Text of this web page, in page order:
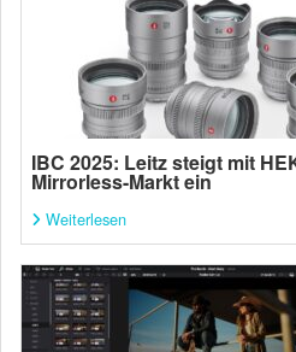
IBC 2025: Leitz steigt mit
Mirrorless-Markt ein
Weiterlesen